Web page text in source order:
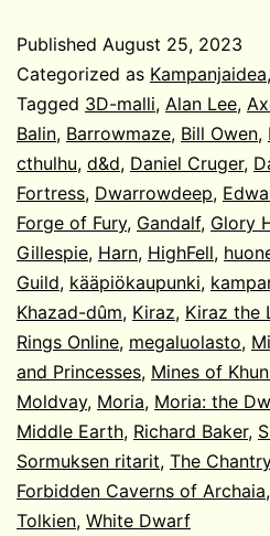
Published August 25, 2023
Categorized as Kampanjaidea,
Tagged 3D-malli, Alan Lee,
Balin, Barrowmaze, Bill Owen,
cthulhu, d&d, Daniel Cruger,
Fortress, Dwarrowdeep,
Forge of Fury, Gandalf, Glory
Gillespie, Harn, HighFell,
Guild, kääpiökaupunki,
Khazad-dûm, Kiraz, Kiraz the
Rings Online, megaluolasto,
and Princesses, Mines of
Moldvay, Moria, Moria: the
Middle Earth, Richard Baker,
Sormuksen ritarit, The
Forbidden Caverns of Archaia,
Tolkien, White Dwarf